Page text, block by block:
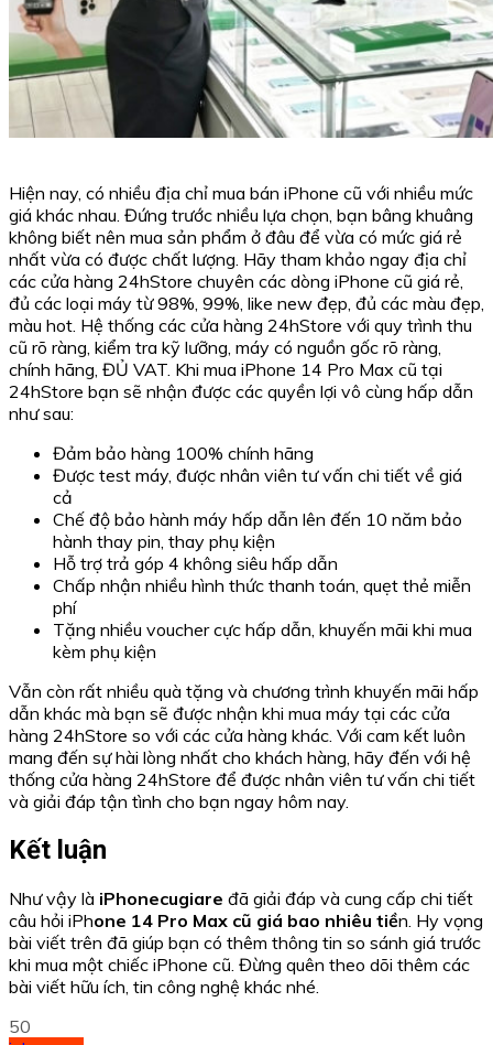
Hiện nay, có nhiều địa chỉ mua bán iPhone cũ với nhiều mức
giá khác nhau. Đứng trước nhiều lựa chọn, bạn bâng khuâng
không biết nên mua sản phẩm ở đâu để vừa có mức giá rẻ
nhất vừa có được chất lượng. Hãy tham khảo ngay địa chỉ
các cửa hàng 24hStore chuyên các dòng iPhone cũ giá rẻ,
đủ các loại máy từ 98%, 99%, like new đẹp, đủ các màu đẹp,
màu hot. Hệ thống các cửa hàng 24hStore với quy trình thu
cũ rõ ràng, kiểm tra kỹ lưỡng, máy có nguồn gốc rõ ràng,
chính hãng, ĐỦ VAT. Khi mua iPhone 14 Pro Max cũ tại
24hStore bạn sẽ nhận được các quyền lợi vô cùng hấp dẫn
như sau:
Đảm bảo hàng 100% chính hãng
Được test máy, được nhân viên tư vấn chi tiết về giá
cả
Chế độ bảo hành máy hấp dẫn lên đến 10 năm bảo
hành thay pin, thay phụ kiện
Hỗ trợ trả góp 4 không siêu hấp dẫn
Chấp nhận nhiều hình thức thanh toán, quẹt thẻ miễn
phí
Tặng nhiều voucher cực hấp dẫn, khuyến mãi khi mua
kèm phụ kiện
Vẫn còn rất nhiều quà tặng và chương trình khuyến mãi hấp
dẫn khác mà bạn sẽ được nhận khi mua máy tại các cửa
hàng 24hStore so với các cửa hàng khác. Với cam kết luôn
mang đến sự hài lòng nhất cho khách hàng, hãy đến với hệ
thống cửa hàng 24hStore để được nhân viên tư vấn chi tiết
và giải đáp tận tình cho bạn ngay hôm nay.
Kết luận
Như vậy là iPhonecugiare đã giải đáp và cung cấp chi tiết
câu hỏi iPhone 14 Pro Max cũ giá bao nhiêu tiền. Hy vọng
bài viết trên đã giúp bạn có thêm thông tin so sánh giá trước
khi mua một chiếc iPhone cũ. Đừng quên theo dõi thêm các
bài viết hữu ích, tin công nghệ khác nhé.
50